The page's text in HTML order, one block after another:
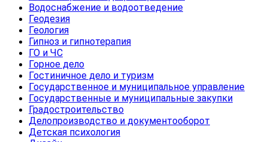
Водоснабжение и водоотведение
Геодезия
Геология
Гипноз и гипнотерапия
ГО и ЧС
Горное дело
Гостиничное дело и туризм
Государственное и муниципальное управление
Государственные и муниципальные закупки
Градостроительство
Делопроизводство и документооборот
Детская психология